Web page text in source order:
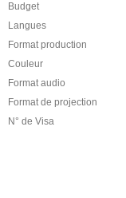
Budget
Langues
Format production
Couleur
Format audio
Format de projection
N° de Visa